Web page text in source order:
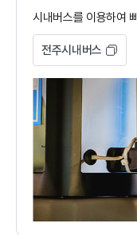
시내버스를 이용하여
전주시내버스